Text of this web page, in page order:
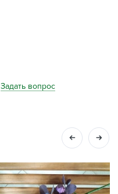
Задать вопрос